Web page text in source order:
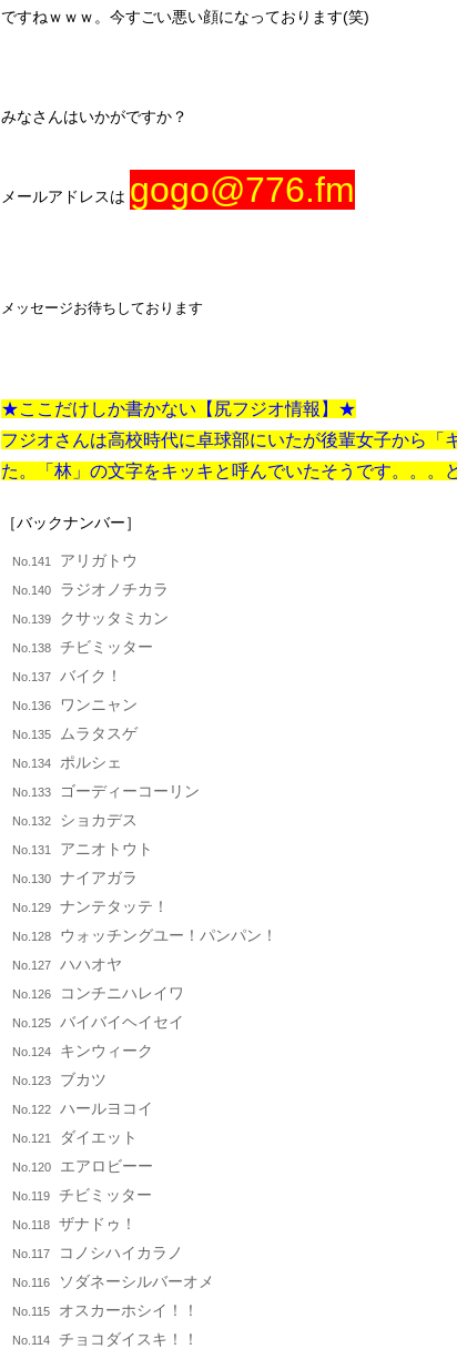
ですねｗｗｗ。今すごい悪い顔になっております(笑)
みなさんはいかがですか？
メールアドレスは gogo@776.fm
メッセージお待ちしております
★ここだけしか書かない【尻フジオ情報】★
フジオさんは高校時代に卓球部にいたが後輩女子から「
た。
「林」の文字をキッキと呼んでいたそうです。。。
［バックナンバー］
No.141 アリガトウ
No.140 ラジオノチカラ
No.139 クサッタミカン
No.138 チビミッター
No.137 バイク！
No.136 ワンニャン
No.135 ムラタスゲ
No.134 ポルシェ
No.133 ゴーディーコーリン
No.132 ショカデス
No.131 アニオトウト
No.130 ナイアガラ
No.129 ナンテタッテ！
No.128 ウォッチングユー！パンパン！
No.127 ハハオヤ
No.126 コンチニハレイワ
No.125 バイバイヘイセイ
No.124 キンウィーク
No.123 ブカツ
No.122 ハールヨコイ
No.121 ダイエット
No.120 エアロビーー
No.119 チビミッター
No.118 ザナドゥ！
No.117 コノシハイカラノ
No.116 ソダネーシルバーオメ
No.115 オスカーホシイ！！
No.114 チョコダイスキ！！